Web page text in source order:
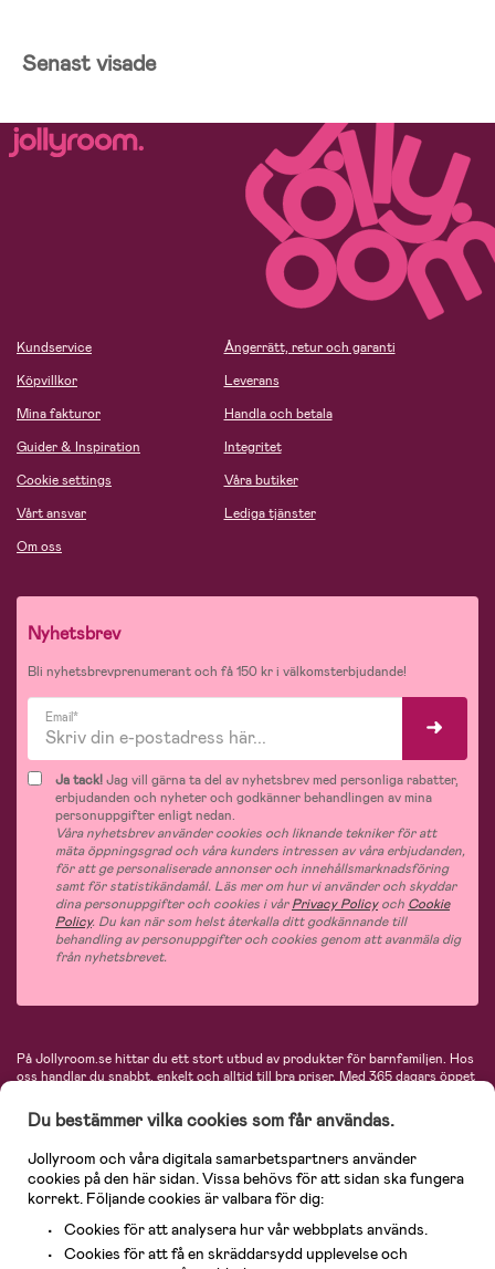
Senast visade
Kundservice
Köpvillkor
Mina fakturor
Guider & Inspiration
Cookie settings
Vårt ansvar
Om oss
Ångerrätt, retur och garanti
Leverans
Handla och betala
Integritet
Våra butiker
Lediga tjänster
Nyhetsbrev
Bli nyhetsbrevprenumerant och få 150 kr i välkomsterbjudande!
Email*
Ja tack!Jag vill gärna ta del av nyhetsbrev med personliga rabatter,
erbjudanden och nyheter och godkänner behandlingen av mina
personuppgifter enligt nedan.
Våra nyhetsbrev använder cookies och liknande tekniker för att
mäta öppningsgrad och våra kunders intressen av våra erbjudanden,
för att ge personaliserade annonser och innehållsmarknadsföring
samt för statistikändamål. Läs mer om hur vi använder och skyddar
dina personuppgifter och cookies i vårPrivacy Policyoch Cookie
Policy. Du kan när som helst återkalla ditt godkännande till
behandling av personuppgifter och cookies genom att avanmäla dig
från nyhetsbrevet.
På Jollyroom.se hittar du ett stort utbud av produkter för barnfamiljen. Hos
oss handlar du snabbt, enkelt och alltid till bra priser.Med 365 dagars öppet
hos oss. I vårt sortiment hittar du barnvagnar, bilstolar, kläder för barn och
baby, produkter för mamman, massor av inspirerande inredning, leksaker,
babyprodukter och mycket mer. Vi erbjuder produkter från välkända
varumärken så som Britax, Maxi-Cosi, Baby Jogger, BabyBjörn, Didriksons,
KidKraft, Ergobaby, Philips Avent, Neonate, Cybex, LEGO och många fler.
Välkommen in och kika runt i Nordens största barn- och babybutik på nätet!
Du bestämmer vilka cookies som får användas.
Jollyroom och våra digitala samarbetspartners använder
cookies på den här sidan. Vissa behövs för att sidan ska fungera
korrekt. Följande cookies är valbara för dig:
Cookies för att analysera hur vår webbplats används.
Cookies för att få en skräddarsydd upplevelse och